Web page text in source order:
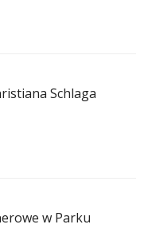
Schlaga
w Parku